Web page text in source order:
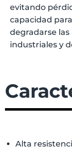
evitando
capacidad
degradarse
industriales y
Alta